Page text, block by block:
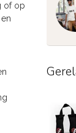
of op